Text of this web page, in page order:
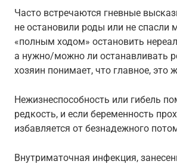
Часто встречаются гневные
не остановили роды или не
«полным ходом» остановить
а нужно/можно ли останавливать
хозяин понимает, что главное, это
Нежизнеспособность или гибель
редкость, и если беременность
избавляется от безнадежного
Внутриматочная инфекция,